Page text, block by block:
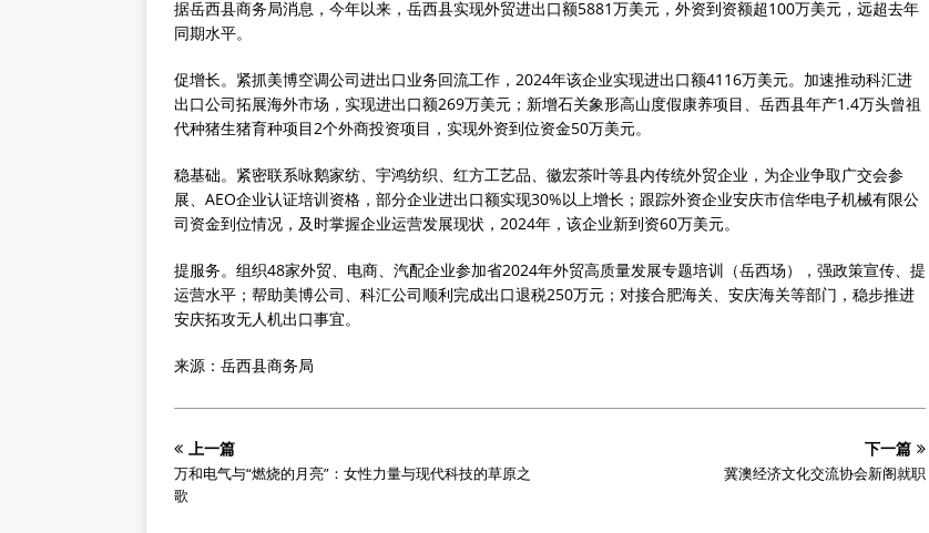
据岳西县商务局消息，今年以来，岳西县实现外贸进出口额5881万美元，外资到资额超100万美元，远超去年
同期水平。
促增长。紧抓美博空调公司进出口业务回流工作，2024年该企业实现进出口额4116万美元。加速推动科汇进
出口公司拓展海外市场，实现进出口额269万美元；新增石关象形高山度假康养项目、岳西县年产1.4万头曾祖
代种猪生猪育种项目2个外商投资项目，实现外资到位资金50万美元。
稳基础。紧密联系咏鹅家纺、宇鸿纺织、红方工艺品、徽宏茶叶等县内传统外贸企业，为企业争取广交会参
展、AEO企业认证培训资格，部分企业进出口额实现30%以上增长；跟踪外资企业安庆市信华电子机械有限公
司资金到位情况，及时掌握企业运营发展现状，2024年，该企业新到资60万美元。
提服务。组织48家外贸、电商、汽配企业参加省2024年外贸高质量发展专题培训（岳西场），强政策宣传、提
运营水平；帮助美博公司、科汇公司顺利完成出口退税250万元；对接合肥海关、安庆海关等部门，稳步推进
安庆拓攻无人机出口事宜。
来源：岳西县商务局
上一篇
万和电气与“燃烧的月亮”：女性力量与现代科技的草原之
歌
下一篇
冀澳经济文化交流协会新阁就职